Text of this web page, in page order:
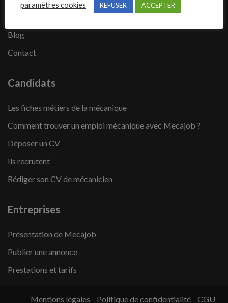
Blog
Contact
Candidats
Les fiches métiers de la mécanique
Comment trouver un emploi mécanique avec Mecajob ?
Déposer un CV
Ils recrutent
Rédiger son CV de mécanicien
Entreprises
Présentation de Mecajob
Publier une annonce
Prestations et tarifs
Mentions légales Politique de confidentialité CGU
paramètres cookies REFUSER ACCEPTER